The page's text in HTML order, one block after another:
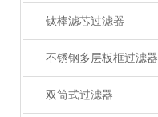
钛棒滤芯过滤器
不锈钢多层板框过滤器
双筒式过滤器